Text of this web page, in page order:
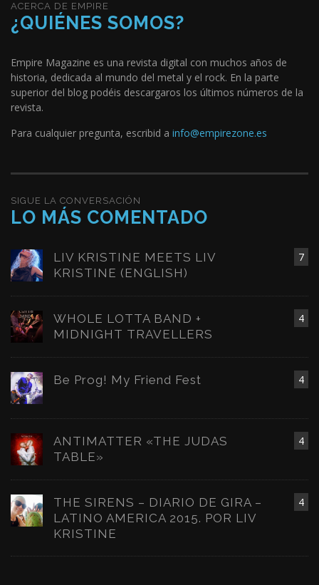
ACERCA DE EMPIRE
¿QUIÉNES SOMOS?
Empire Magazine es una revista digital con muchos años de
historia, dedicada al mundo del metal y el rock. En la parte
superior del blog podéis descargaros los últimos números de la
revista.
Para cualquier pregunta, escribid a info@empirezone.es
SIGUE LA CONVERSACIÓN
LO MÁS COMENTADO
7
LIV KRISTINE MEETS LIV
KRISTINE (ENGLISH)
4
WHOLE LOTTA BAND +
MIDNIGHT TRAVELLERS
4
Be Prog! My Friend Fest
4
ANTIMATTER «THE JUDAS
TABLE»
4
THE SIRENS – DIARIO DE GIRA –
LATINO AMERICA 2015. POR LIV
KRISTINE